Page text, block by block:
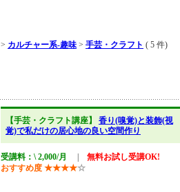
> カルチャー系-趣味> 手芸・クラフト ( 5 件)
【手芸・クラフト講座】 香り(嗅覚)と装飾(視
覚)で私だけの居心地の良い空間作り
受講料：\ 2,000/月
無料お試し受講OK!
おすすめ度 ★★★★☆